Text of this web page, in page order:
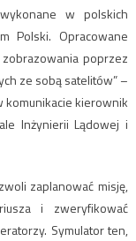
w polskich
Polski. Opracowane
poprzez
ze sobą satelitów” –
komunikacie kierownik
Inżynierii Lądowej i
zaplanować misję,
i zweryfikować
Symulator ten,